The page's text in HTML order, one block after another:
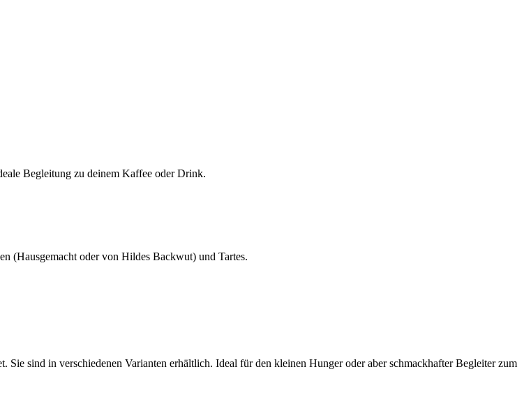
Begleitung zu deinem Kaffee oder Drink.
(Hausgemacht oder von Hildes Backwut) und Tartes.
sind in verschiedenen Varianten erhältlich. Ideal für den kleinen Hunger oder aber schmackhafter Begleiter zum